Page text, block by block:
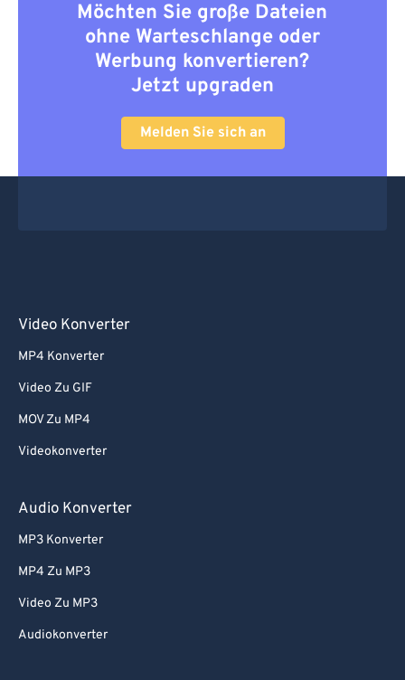
Möchten Sie große Dateien
ohne Warteschlange oder
Werbung konvertieren?
Jetzt upgraden
Melden Sie sich an
Video Konverter
MP4 Konverter
Video Zu GIF
MOV Zu MP4
Videokonverter
Audio Konverter
MP3 Konverter
MP4 Zu MP3
Video Zu MP3
Audiokonverter